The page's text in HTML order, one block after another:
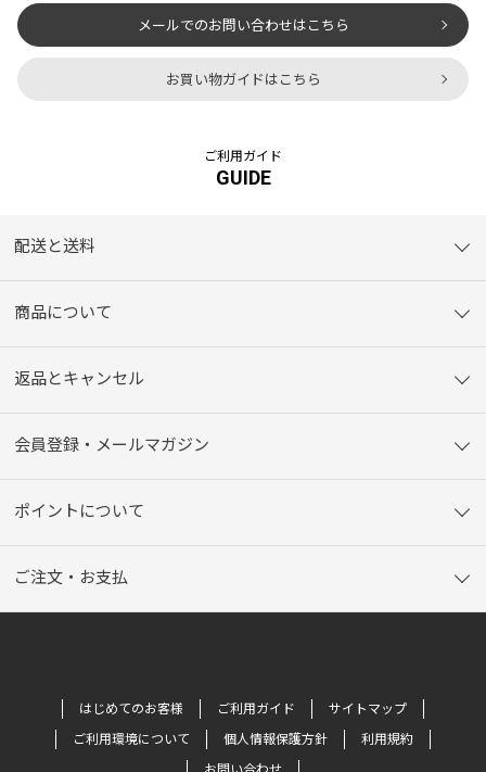
メールでのお問い合わせはこちら
お買い物ガイドはこちら
ご利用ガイド
GUIDE
配送と送料
商品について
返品とキャンセル
会員登録・メールマガジン
ポイントについて
ご注文・お支払
はじめてのお客様 ご利用ガイド
サイトマップ
ご利用環境について
個人情報保護方針
利用規約